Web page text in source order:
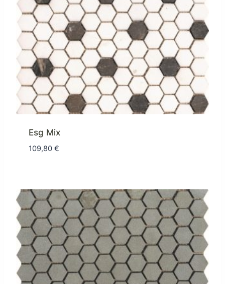
Esg Mix
109,80 €